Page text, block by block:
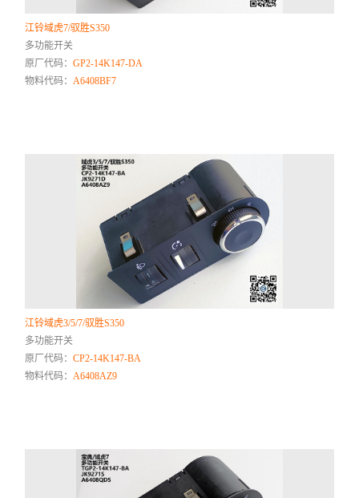
江铃域虎7/驭胜S350
多功能开关
原厂代码：GP2-14K147-DA
物料代码：A6408BF7
江铃域虎3/5/7/驭胜S350
多功能开关
原厂代码：CP2-14K147-BA
物料代码：A6408AZ9